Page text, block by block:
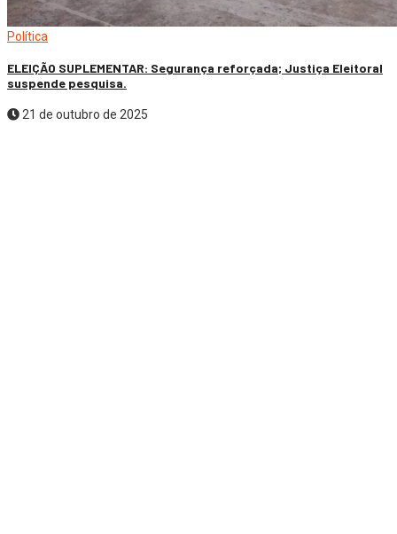
Política
ELEIÇÃO SUPLEMENTAR: Segurança reforçada; Justiça Eleitoral
suspende pesquisa.
21 de outubro de 2025